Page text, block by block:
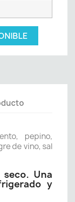
pepino,
de vino, sal
Una
y